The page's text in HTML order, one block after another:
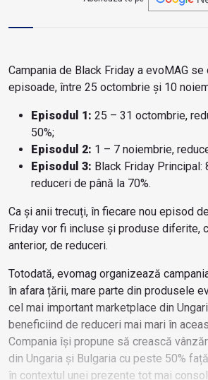
Campania de Black Friday a evoMAG
episoade, între 25 octombrie și 10
Episodul 1: 25 – 31 octombrie,
50%;
Episodul 2: 1 – 7 noiembrie,
Episodul 3: Black Friday Principal:
reduceri de până la 70%.
Ca și anii trecuți, în fiecare nou episod
Friday vor fi incluse și produse diferite,
anterior, de reduceri.
Totodată, evomag organizează
în afara țării, mare parte din produsele
cel mai important marketplace din
beneficiind de reduceri mai mari în
Compania își propune să crească
din Ungaria și Bulgaria cu peste 50%
în contextul unei prezențe tot mai